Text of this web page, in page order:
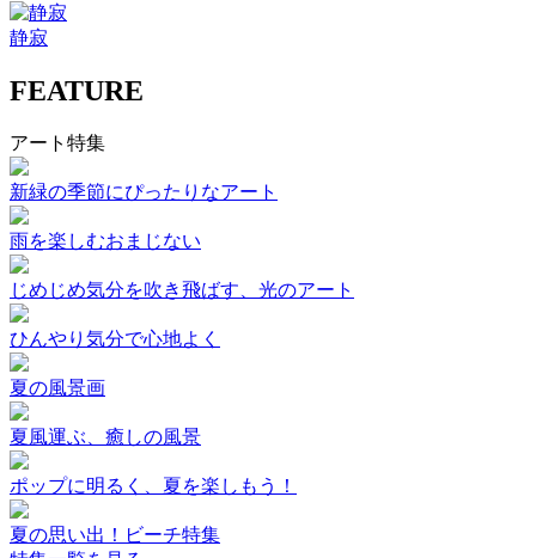
静寂
FEATURE
アート特集
新緑の季節にぴったりなアート
雨を楽しむおまじない
じめじめ気分を吹き飛ばす、光のアート
ひんやり気分で心地よく
夏の風景画
夏風運ぶ、癒しの風景
ポップに明るく、夏を楽しもう！
夏の思い出！ビーチ特集